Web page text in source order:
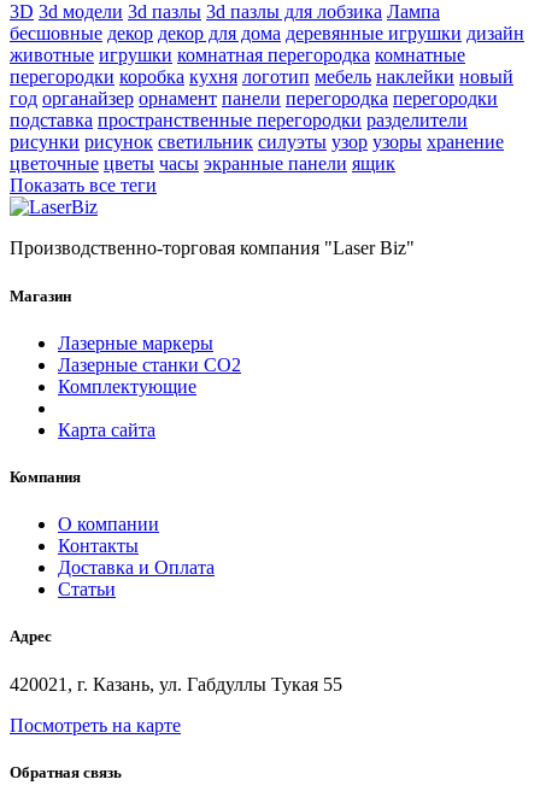
3D 3d модели 3d пазлы 3d пазлы для лобзика Лампа
бесшовные декор декор для дома деревянные игрушки дизайн
животные игрушки комнатная перегородка комнатные
перегородки коробка кухня логотип мебель наклейки новый
год органайзер орнамент панели перегородка перегородки
подставка пространственные перегородки разделители
рисунки рисунок светильник силуэты узор узоры хранение
цветочные цветы часы экранные панели ящик
Показать все теги
Производственно-торговая компания "Laser Biz"
Магазин
Лазерные маркеры
Лазерные станки СО2
Комплектующие
Карта сайта
Компания
О компании
Контакты
Доставка и Оплата
Статьи
Адрес
420021, г. Казань, ул. Габдуллы Тукая 55
Посмотреть на карте
Обратная связь